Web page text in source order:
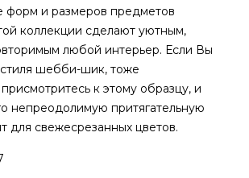
форм и размеров предметов
коллекции сделают уютным,
любой интерьер. Если Вы
шебби-шик, тоже
к этому образцу, и
непреодолимую притягательную
для свежесрезанных цветов.